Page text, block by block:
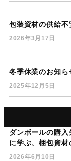
包装資材の供給不
2026年3月17日
冬季休業のお知ら
2025年12月5日
ダンボールの購
に学ぶ、梱包資材
2026年6月10日